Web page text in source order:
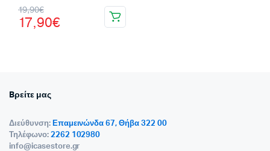
19,90€
Original
price
17,90€
Η
τρέχουσα
17,90€.
Bρείτε μας
Διεύθυνση: Επαμεινώνδα 67, Θήβα 322 00
Τηλέφωνο: 2262 102980
info@icasestore.gr